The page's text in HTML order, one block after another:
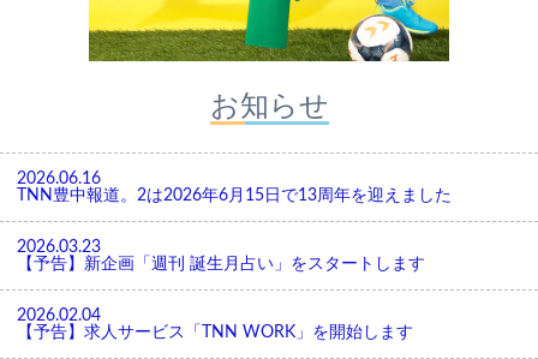
お知らせ
2026.06.16
TNN豊中報道。2は2026年6月15日で13周年を迎えました
2026.03.23
【予告】新企画「週刊 誕生月占い」をスタートします
2026.02.04
【予告】求人サービス「TNN WORK」を開始します